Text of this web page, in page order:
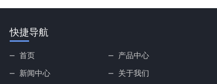
快捷导航
首页
产品中心
新闻中心
关于我们